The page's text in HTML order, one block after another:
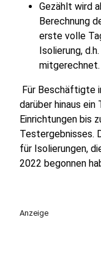
Gezählt wird
Berechnung
erste volle
Isolierung,
mitgerechnet.
Für Beschäftigte
darüber hinaus
Einrichtungen bis
Testergebnisses.
für Isolierungen,
2022 begonnen
Anzeige